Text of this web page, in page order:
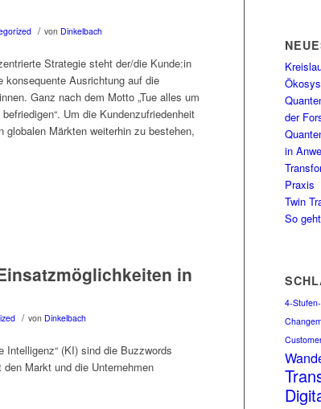
/ von Dinkelbach
Strategie steht der/die Kunde:in
Ausrichtung auf die
Ganz nach dem Motto „Tue alles um
Um die Kundenzufriedenheit
Märkten weiterhin zu bestehen,
in
/ von Dinkelbach
Intelligenz“ (KI) sind die Buzzwords
Markt und die Unternehmen
der
in
Praxis
Twin
So
4-